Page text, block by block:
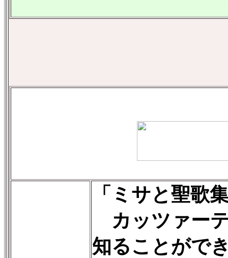
「ミサと聖歌
カッツァー
知ることがで